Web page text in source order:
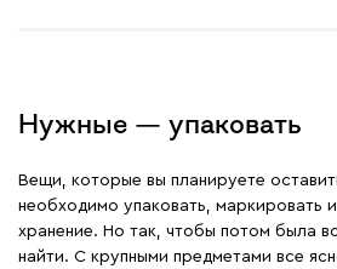
Нужные — упаковать
Вещи, которые вы планируете
необходимо упаковать, маркировать
хранение. Но так, чтобы потом была
найти. С крупными предметами все